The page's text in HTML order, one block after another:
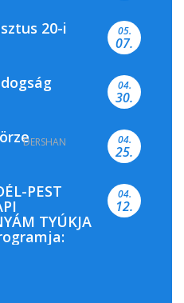
20-i 05.
07.
04.
30.
04.
25.
PEST
TYÚKJA
04.
12.
DERSHAN